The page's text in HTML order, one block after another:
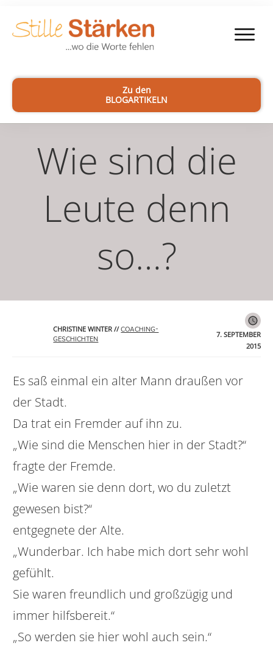
Zu den
BLOGARTIKELN
Wie sind die
Leute denn
so…?
CHRISTINE WINTER //COACHING-
GESCHICHTEN
7. SEPTEMBER
2015
Es saß einmal ein alter Mann draußen vor
der Stadt.
Da trat ein Fremder auf ihn zu.
„Wie sind die Menschen hier in der Stadt?“
fragte der Fremde.
„Wie waren sie denn dort, wo du zuletzt
gewesen bist?“
entgegnete der Alte.
„Wunderbar. Ich habe mich dort sehr wohl
gefühlt.
Sie waren freundlich und großzügig und
immer hilfsbereit.“
„So werden sie hier wohl auch sein.“